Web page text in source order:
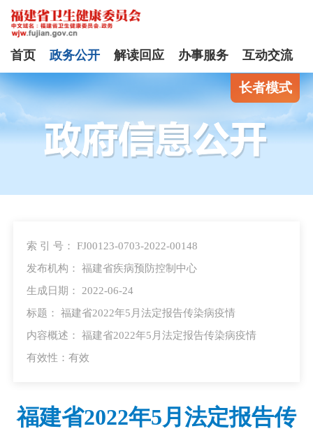
首页 政务公开 解读回应 办事服务 互动交流
长者模式
索 引 号： FJ00123-0703-2022-00148
发布机构： 福建省疾病预防控制中心
生成日期： 2022-06-24
标题： 福建省2022年5月法定报告传染病疫情
内容概述： 福建省2022年5月法定报告传染病疫情
有效性：有效
福建省2022年5月法定报告传